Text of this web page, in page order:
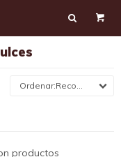
Recomendados
productos